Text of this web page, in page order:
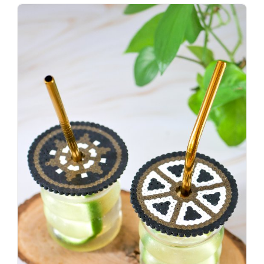
Wenn
schöner
KNALLTS!
#badezimmer
#makeover
#badezimmerdesign
#renovieren
#altbau